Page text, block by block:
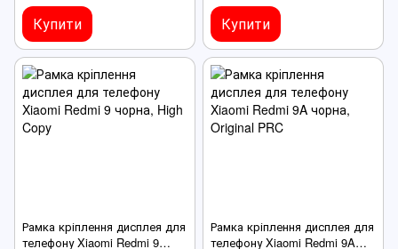
Купити Купити
Рамка кріплення дисплея для
телефону Xiaomi Redmi 9
Рамка кріплення дисплея для
телефону Xiaomi Redmi 9A